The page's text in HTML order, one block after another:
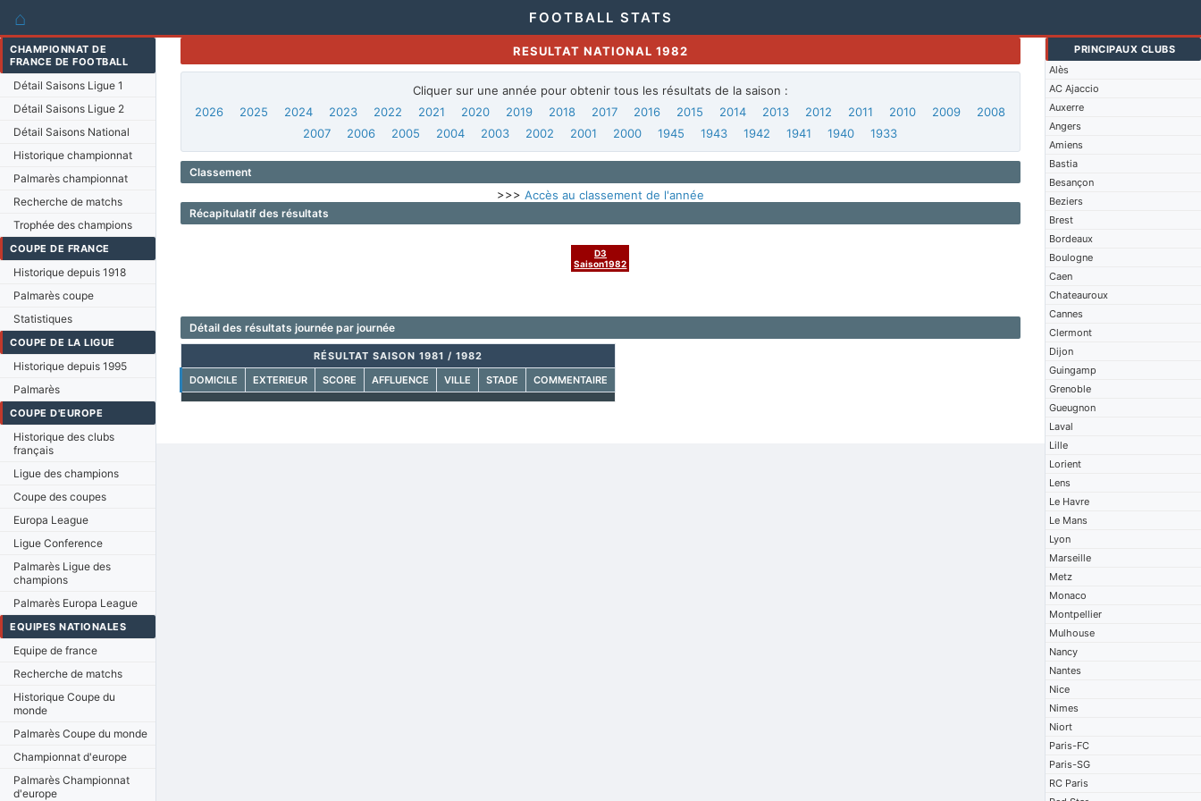
⌂ FOOTBALL STATS
CHAMPIONNAT DE
FRANCE DE FOOTBALL
Détail Saisons Ligue 1
Détail Saisons Ligue 2
Détail Saisons National
Historique championnat
Palmarès championnat
Recherche de matchs
Trophée des champions
COUPE DE FRANCE
Historique depuis 1918
Palmarès coupe
Statistiques
COUPE DE LA LIGUE
Historique depuis 1995
Palmarès
COUPE D'EUROPE
Historique des clubs
français
Ligue des champions
Coupe des coupes
Europa League
Ligue Conference
Palmarès Ligue des
champions
Palmarès Europa League
EQUIPES NATIONALES
Equipe de france
Recherche de matchs
Historique Coupe du
monde
Palmarès Coupe du monde
Championnat d'europe
Palmarès Championnat
d'europe
PRINCIPAUX CLUBS
Alès
AC Ajaccio
Auxerre
Angers
Amiens
Bastia
Besançon
Beziers
Brest
Bordeaux
Boulogne
Caen
Chateauroux
Cannes
Clermont
Dijon
Guingamp
Grenoble
Gueugnon
Laval
Lille
Lorient
Lens
Le Havre
Le Mans
Lyon
Marseille
Metz
Monaco
Montpellier
Mulhouse
Nancy
Nantes
Nice
Nimes
Niort
Paris-FC
Paris-SG
RC Paris
RESULTAT NATIONAL 1982
Cliquer sur une année pour obtenir tous les résultats de la saison :
2026
2025 2024 2023 2022 2021 2020 2019 2018 2017 2016 2015 2014 2013 2012 2011 2010 2009
2008
2007
2006 2005 2004 2003 2002 2001 2000 1945 1943 1942 1941 1940 1933
Classement
>>> Accès au classement de l'année
Récapitulatif des résultats
D3
Saison1982
Détail des résultats journée par journée
RÉSULTAT SAISON 1981 / 1982
DOMICILE
EXTERIEUR SCORE AFFLUENCE VILLE STADE COMMENTAIRE